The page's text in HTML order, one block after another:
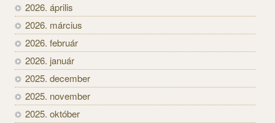
2026. április
2026. március
2026. február
2026. január
2025. december
2025. november
2025. október